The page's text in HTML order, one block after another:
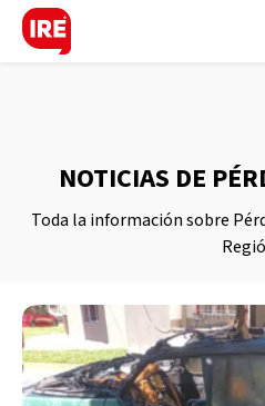
NOTICIAS DE
Toda la información sobre